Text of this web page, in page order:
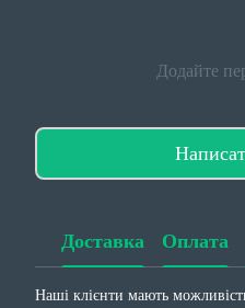
Додайте
Доставка Оплата
Наші клієнти мають